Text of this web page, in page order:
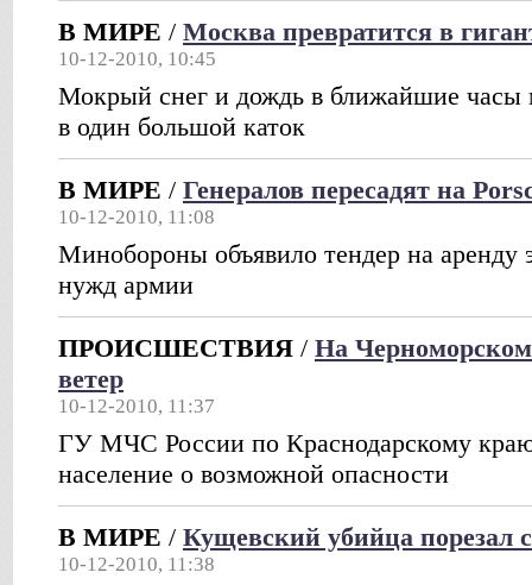
В МИРЕ / Москва превратится в
10-12-2010, 10:45
Мокрый снег и дождь в ближайшие часы
в один большой каток
В МИРЕ / Генералов пересадят на
10-12-2010, 11:08
Минобороны объявило тендер на аренду
нужд армии
ПРОИСШЕСТВИЯ / На
ветер
10-12-2010, 11:37
ГУ МЧС России по Краснодарскому
население о возможной опасности
В МИРЕ / Кущевский убийца порезал
10-12-2010, 11:38